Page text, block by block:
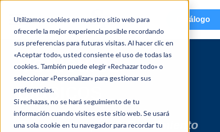
Utilizamos cookies en nuestro sitio web para
ofrecerle la mejor experiencia posible recordando
sus preferencias para futuras visitas. Al hacer clic en
«Aceptar todo», usted consiente el uso de todas las
cookies. También puede elegir «Rechazar todo» o
seleccionar «Personalizar» para gestionar sus
preferencias.
Si rechazas, no se hará seguimiento de tu
información cuando visites este sitio web. Se usará
una sola cookie en tu navegador para recordar tu
menu Catálogo
Vehículos
clásicos
Calidad atemporal. Rendimiento